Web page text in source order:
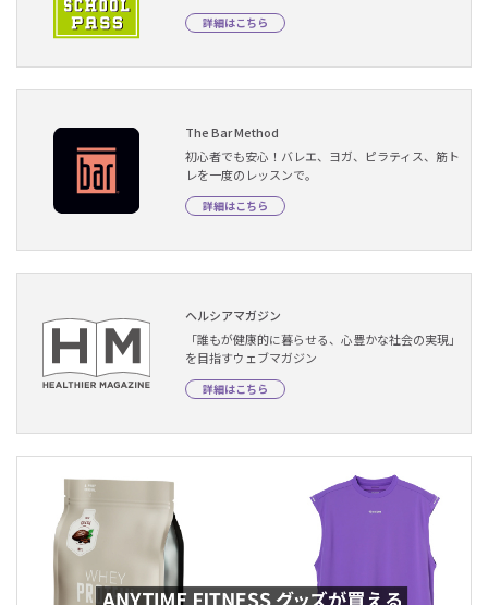
詳細はこちら
The Bar Method
初心者でも安心！バレエ、ヨガ、ピラティス、筋ト
レを一度のレッスンで。
詳細はこちら
ヘルシアマガジン
「誰もが健康的に暮らせる、心豊かな社会の実現」
を目指すウェブマガジン
詳細はこちら